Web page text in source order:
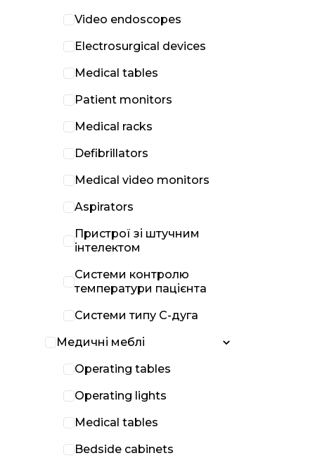
Video endoscopes
Electrosurgical devices
Medical tables
Patient monitors
Medical racks
Defibrillators
Medical video monitors
Aspirators
Пристрої зі штучним
інтелектом
Системи контролю
температури пацієнта
Системи типу С-дуга
Медичні меблі
Operating tables
Operating lights
Medical tables
Bedside cabinets